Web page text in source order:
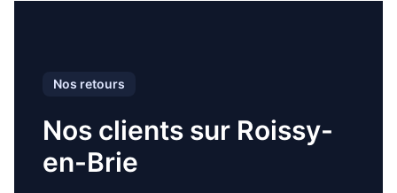
Nos retours
Nos clients sur Roissy-
en-Brie